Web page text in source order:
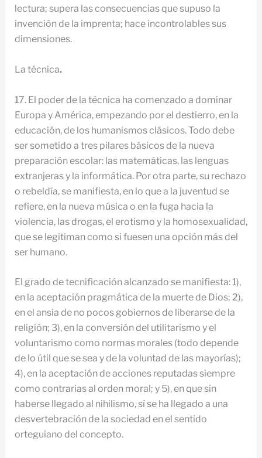
lectura; supera las consecuencias que supuso la
invención de la imprenta; hace incontrolables sus
dimensiones.
La técnica.
17. El poder de la técnica ha comenzado a dominar
Europa y América, empezando por el destierro, en la
educación, de los humanismos clásicos. Todo debe
ser sometido a tres pilares básicos de la nueva
preparación escolar: las matemáticas, las lenguas
extranjeras y la informática. Por otra parte, su rechazo
o rebeldía, se manifiesta, en lo que a la juventud se
refiere, en la nueva música o en la fuga hacia la
violencia, las drogas, el erotismo y la homosexualidad,
que se legitiman como si fuesen una opción más del
ser humano.
El grado de tecnificación alcanzado se manifiesta: 1),
en la aceptación pragmática de la muerte de Dios; 2),
en el ansia de no pocos gobiernos de liberarse de la
religión; 3), en la conversión del utilitarismo y el
voluntarismo como normas morales (todo depende
de lo útil que se sea y de la voluntad de las mayorías);
4), en la aceptación de acciones reputadas siempre
como contrarias al orden moral; y 5), en que sin
haberse llegado al nihilismo, sí se ha llegado a una
desvertebración de la sociedad en el sentido
orteguiano del concepto.